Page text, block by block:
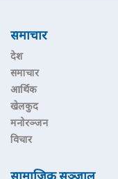
समाचार
देश
समाचार
आर्थिक
खेलकुद
मनोरञ्जन
विचार
सामाजिक सञ्जाल